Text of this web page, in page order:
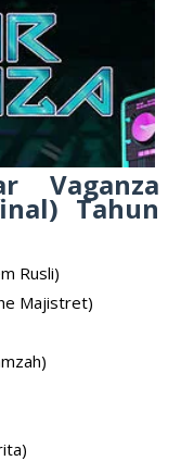
Vaganza
Tahun
Rusli)
Majistret)